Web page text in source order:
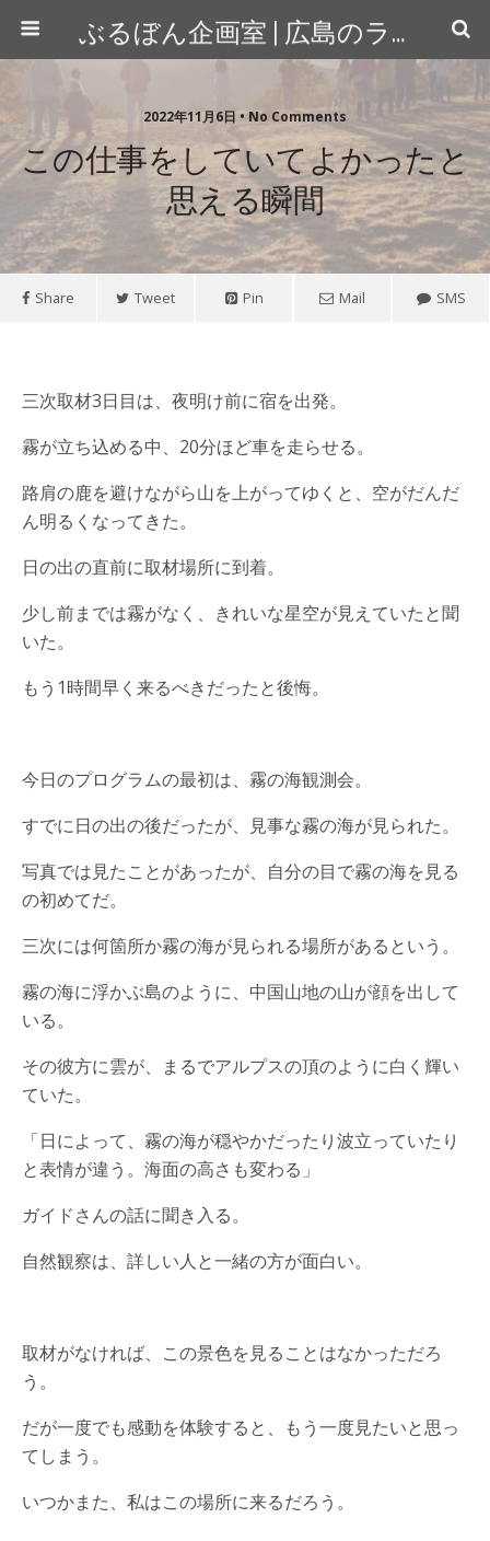
ぶるぼん企画室 | 広島のライター＆カメラマン
2022年11月6日 • No Comments
この仕事をしていてよかったと
思える瞬間
Share Tweet Pin Mail SMS
三次取材3日目は、夜明け前に宿を出発。
霧が立ち込める中、20分ほど車を走らせる。
路肩の鹿を避けながら山を上がってゆくと、空がだんだ
ん明るくなってきた。
日の出の直前に取材場所に到着。
少し前までは霧がなく、きれいな星空が見えていたと聞
いた。
もう1時間早く来るべきだったと後悔。
今日のプログラムの最初は、霧の海観測会。
すでに日の出の後だったが、見事な霧の海が見られた。
写真では見たことがあったが、自分の目で霧の海を見る
の初めてだ。
三次には何箇所か霧の海が見られる場所があるという。
霧の海に浮かぶ島のように、中国山地の山が顔を出して
いる。
その彼方に雲が、まるでアルプスの頂のように白く輝い
ていた。
「日によって、霧の海が穏やかだったり波立っていたり
と表情が違う。海面の高さも変わる」
ガイドさんの話に聞き入る。
自然観察は、詳しい人と一緒の方が面白い。
取材がなければ、この景色を見ることはなかっただろ
う。
だが一度でも感動を体験すると、もう一度見たいと思っ
てしまう。
いつかまた、私はこの場所に来るだろう。